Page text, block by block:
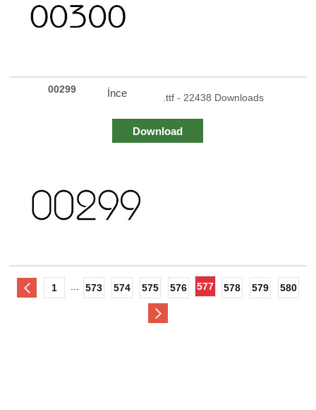
00299 İnce .ttf - 22438 Downloads
Download
1 573 574 575 576 577 578 579 580